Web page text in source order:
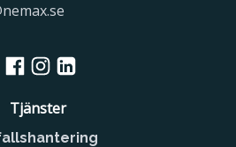
Tjänster